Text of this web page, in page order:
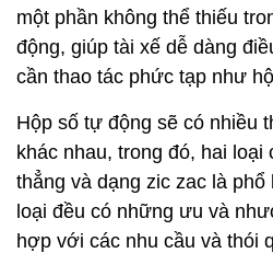
một phần không thể thiếu
động, giúp tài xế dễ dàng
cần thao tác phức tạp như
Hộp số tự động sẽ có nhiều
khác nhau, trong đó, hai loại
thẳng và dạng zic zac là phổ
loại đều có những ưu và
hợp với các nhu cầu và thói